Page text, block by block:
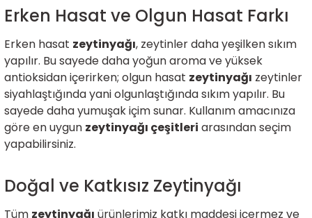
Erken Hasat ve Olgun Hasat Farkı
Erken hasat zeytinyağı, zeytinler daha yeşilken sıkım
yapılır. Bu sayede daha yoğun aroma ve yüksek
antioksidan içerirken; olgun hasat zeytinyağı zeytinler
siyahlaştığında yani olgunlaştığında sıkım yapılır. Bu
sayede daha yumuşak içim sunar. Kullanım amacınıza
göre en uygun zeytinyağı çeşitleri arasından seçim
yapabilirsiniz.
Doğal ve Katkısız Zeytinyağı
Tüm zeytinyağı ürünlerimiz katkı maddesi içermez ve